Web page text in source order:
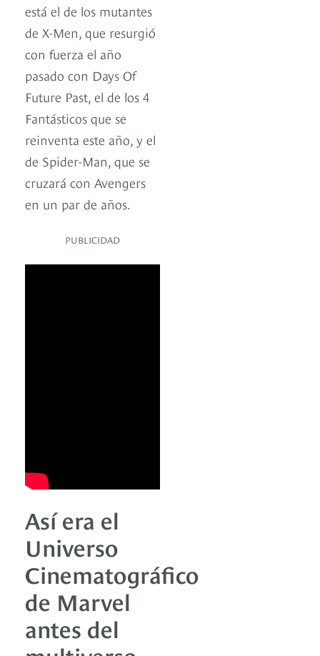
está el de los mutantes
de X-Men, que resurgió
con fuerza el año
pasado con Days Of
Future Past, el de los 4
Fantásticos que se
reinventa este año, y el
de Spider-Man, que se
cruzará con Avengers
en un par de años.
PUBLICIDAD
Así era el
Universo
Cinematográfico
de Marvel
antes del